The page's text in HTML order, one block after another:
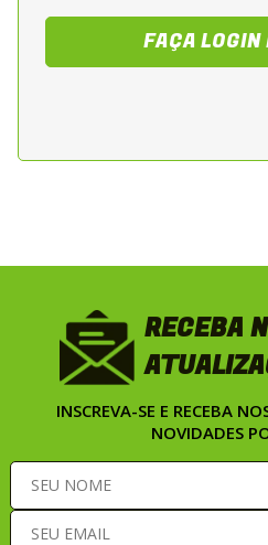
pilotagem esportiva,
ocasionalmente track
para motos
FAÇA LOGIN
RECEBA
INSCREVA-SE E RECEBA
NOVIDADES